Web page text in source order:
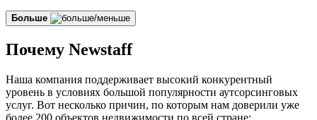
Больше
Почему Newstaff
Наша компания поддерживает высокий конкурентный
уровень в условиях большой популярности аутсорсинговых
услуг. Вот несколько причин, по которым нам доверили уже